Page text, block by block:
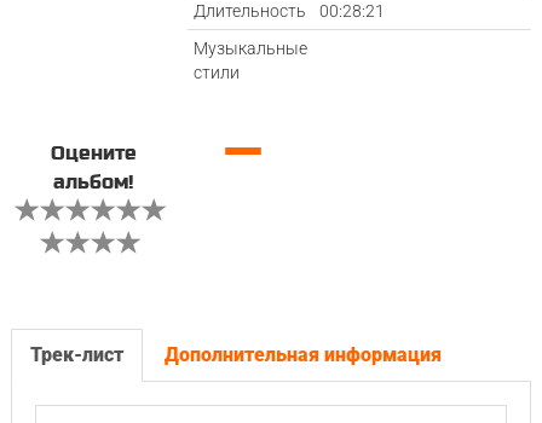
Длительность
00:28:21
Музыкальные
стили
Оцените
альбом!
—
Трек-лист Дополнительная информация